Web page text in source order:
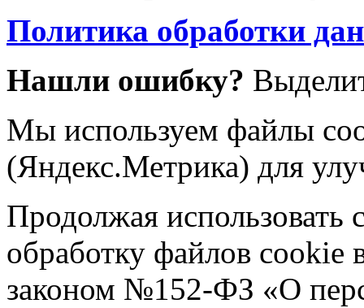
Политика обработки
Нашли ошибку?
Мы используем файлы
(Яндекс.Метрика) для
Продолжая использовать
обработку файлов cookie
законом №152-ФЗ «О